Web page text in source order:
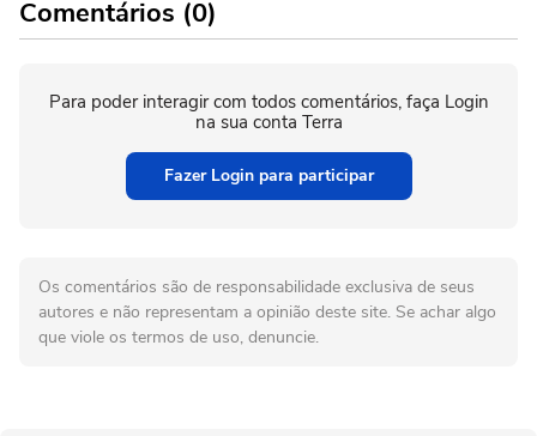
Comentários (0)
Para poder interagir com todos comentários, faça Login
na sua conta Terra
Fazer Login para participar
Os comentários são de responsabilidade exclusiva de seus
autores e não representam a opinião deste site. Se achar algo
que viole os termos de uso, denuncie.